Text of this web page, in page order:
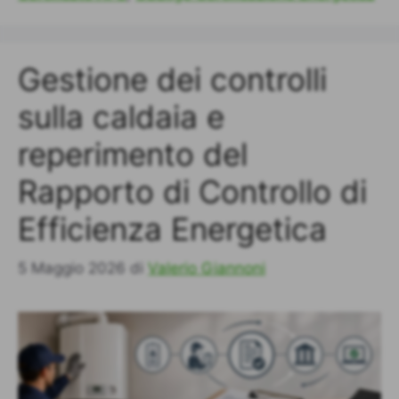
Gestione dei controlli
sulla caldaia e
reperimento del
Rapporto di Controllo di
Efficienza Energetica
5 Maggio 2026 di Valerio Giannoni